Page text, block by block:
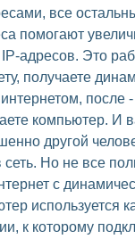
все
помогают
адресов. Это
получаете
после
компьютер. И
другой
Но не все
с
используется
к которому